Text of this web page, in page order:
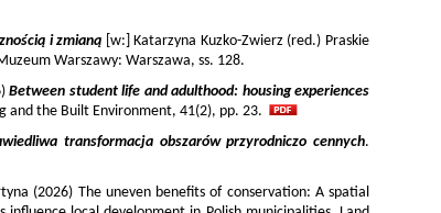
i zmianą [w:] Katarzyna Kuzko-Zwierz (red.) Praskie
Warszawy: Warszawa, ss. 128.
Between student life and adulthood: housing experiences
and the Built Environment, 41(2), pp. 23.
transformacja obszarów przyrodniczo cennych.
(2026) The uneven benefits of conservation: A spatial